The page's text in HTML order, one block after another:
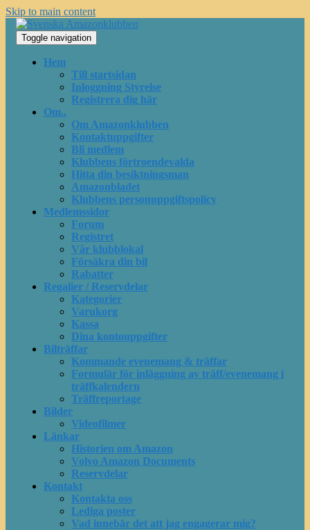
Skip to main content
Toggle navigation
Hem
Till startsidan
Inloggning Styrelse
Registrera dig här
Om..
Om Amazonklubben
Kontaktuppgifter
Bli medlem
Klubbens förtroendevalda
Hitta din besiktningsman
Amazonbladet
Klubbens personuppgiftspolicy
Medlemssidor
Forum
Registret
Vår klubblokal
Försäkra din bil
Rabatter
Regalier / Reservdelar
Kategorier
Varukorg
Kassa
Dina kontouppgifter
Bilträffar
Kommande evenemang & träffar
Formulär för inläggning av träff/evenemang i
träffkalendern
Träffreportage
Bilder
Videofilmer
Länkar
Historien om Amazon
Volvo Amazon Documents
Reservdelar
Kontakt
Kontakta oss
Lediga poster
Vad innebär det att jag engagerar mig?